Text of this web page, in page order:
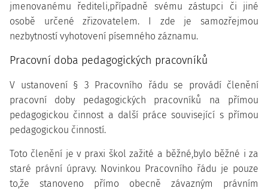
jmenovanému řediteli,případně svému zástupci či jiné
osobě určené zřizovatelem. I zde je samozřejmou
nezbytností vyhotovení písemného záznamu.
Pracovní doba pedagogických pracovníků
V ustanovení § 3 Pracovního řádu se provádí členění
pracovní doby pedagogických pracovníků na přímou
pedagogickou činnost a další práce související s přímou
pedagogickou činností.
Toto členění je v praxi škol zažité a běžné,bylo běžné i za
staré právní úpravy. Novinkou Pracovního řádu je pouze
to,že stanoveno přímo obecně závazným právním